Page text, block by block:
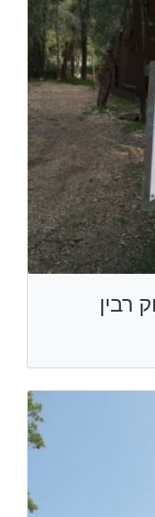
רבין